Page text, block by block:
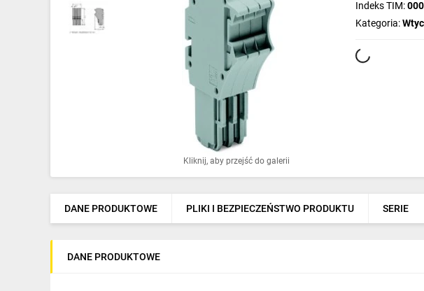
Gniazda i łączniki
Ogrzewanie
Elektronarzędzia i mierniki
Kliknij, aby przejść do galerii
Indeks TIM:
Kategoria:
DANE PRODUKTOWE PLIKI I BEZPIECZEŃSTWO PRODUKTU SERIE
DANE PRODUKTOWE